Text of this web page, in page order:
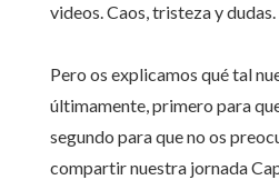
videos. Caos, tristeza y dudas.
Pero os explicamos qué tal
últimamente, primero para
segundo para que no os
compartir nuestra jornada